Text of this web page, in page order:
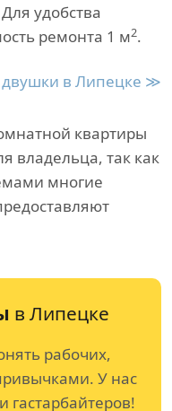
удобства
ремонта 1 м2.
двушки в Липецке ≫
квартиры
владельца, так как
многие
в Липецке
рабочих,
У нас
гастарбайтеров!